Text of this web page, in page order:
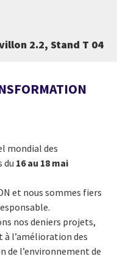
2.2, Stand T 04
mondial des
du 16 au 18 mai
et nous sommes fiers
nos deniers projets,
l’amélioration des
de l’environnement de